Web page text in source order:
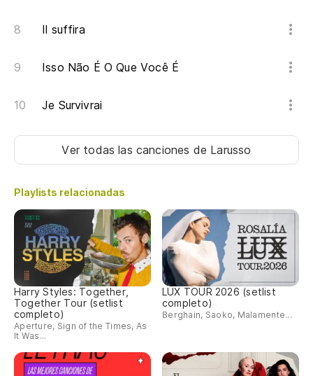
Il suffira
Isso Não É O Que Você É
Je Survivrai
Ver todas las canciones de Larusso
Playlists relacionadas
Harry Styles: Together,
Together Tour (setlist
completo)
Aperture, Sign of the Times, As
It Was...
LUX TOUR 2026 (setlist
completo)
Berghain, Saoko, Malamente...